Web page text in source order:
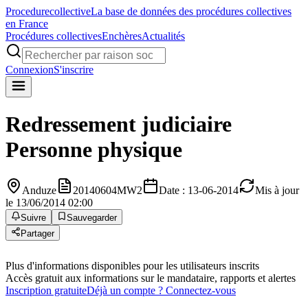
ProcedurecollectiveLa base de données des procédures collectives
en France
Procédures collectivesEnchèresActualités
ConnexionS'inscrire
Redressement judiciaire
Personne physique
Anduze 20140604MW2 Date : 13-06-2014
Mis à jour
le 13/06/2014 02:00
Suivre
Sauvegarder
Partager
Plus d'informations disponibles pour les utilisateurs inscrits
Accès gratuit aux informations sur le mandataire, rapports et alertes
Inscription gratuiteDéjà un compte ? Connectez-vous